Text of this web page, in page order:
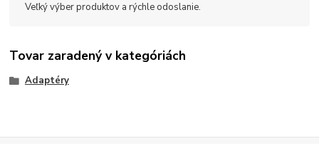
Veľký výber produktov a rýchle odoslanie.
Tovar zaradený v kategóriách
Adaptéry